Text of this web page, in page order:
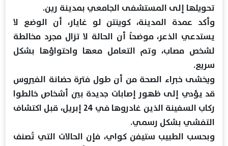
تحويلها إلى المستشفى الجامعي بمدينة رين.
وأكد عمدة المدينة، كوينتن لو غايار، أن الوضع لا
يستدعي الذعر، موضحاً أن الحالة لا تزال مجرد مخالطة
لشخص مصاب، وتم التعامل معها واحتواؤها بشكل
سريع.
ويخشى خبراء الصحة من أن طول فترة حضانة الفيروس
قد يؤدي إلى ظهور إصابات جديدة بين أشخاص خالطوا
ركاب السفينة الذين غادروها في 24 إبريل، قبل اكتشاف
التفشي بشكل رسمي.
وبحسب الطبيب ستيفن كواي، فإن الحالات التي تُصنف